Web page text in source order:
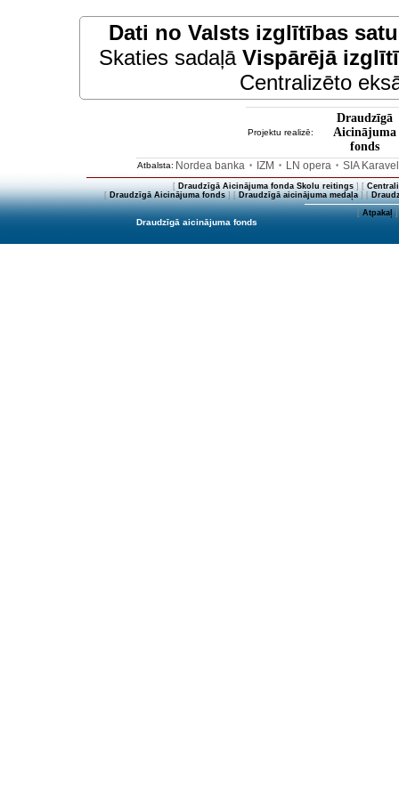
Dati no Valsts izglītības
Skaties sadaļā Vispārējā
Centralizēto
Projektu realizē:
Draudzīgā
Aicinājuma
fonds
Atbalsta: Nordea banka • IZM • LN opera • SIA
[ Draudzīgā Aicinājuma fonda Skolu reitings] [
[Draudzīgā Aicinājuma fonds] [Draudzīgā aicinājuma medaļa] [
[Atpakaļ]
Draudzīgā aicinājuma fonds